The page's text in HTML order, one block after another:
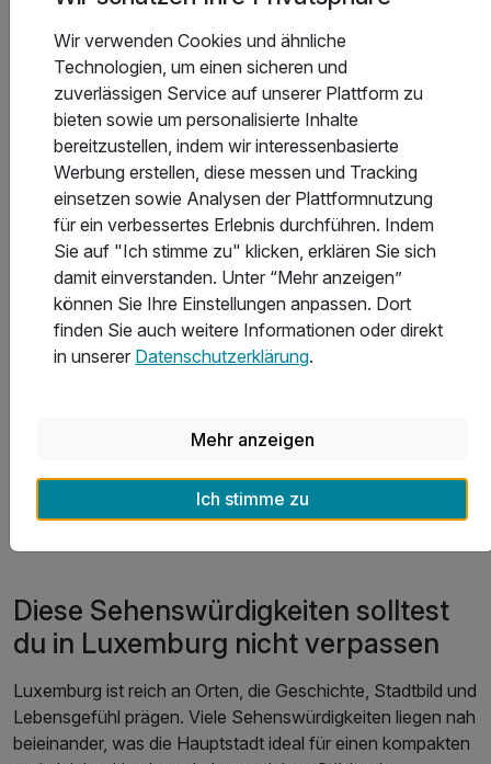
grüne
Randlagen
Trier, Echternach und das Müllerthal
gut erreichbar. Solche Lagen eignen
sich besonders für Reisende, die
Stadtbesuch und kleine Ausflüge
miteinander verbinden wollen.
Wiltz und die
Luxemburger
Ardennen
Besonders reizvoll für Reisende, die
Natur, Burgen, Wellness und
historische Orte im Norden des
Landes erleben möchten. Solche
Standorte passen gut zu einer
Städtereise mit Ausflugskarakter oder
einer kleinen Rundreise. Gleichzeitig
die Luxemburg breiter entdecken
↑ Zurück zu „Das Wichtigste auf einen Blick“
Diese Sehenswürdigkeiten solltest
du in Luxemburg nicht verpassen
Luxemburg ist reich an Orten, die Geschichte, Stadtbild und
Lebensgefühl prägen. Viele Sehenswürdigkeiten liegen nah
beieinander, was die Hauptstadt ideal für einen kompakten
Wir verwenden Cookies und ähnliche
Technologien, um einen sicheren und
zuverlässigen Service auf unserer Plattform zu
bieten sowie um personalisierte Inhalte
bereitzustellen, indem wir interessenbasierte
Werbung erstellen, diese messen und Tracking
einsetzen sowie Analysen der Plattformnutzung
für ein verbessertes Erlebnis durchführen. Indem
Sie auf "Ich stimme zu" klicken, erklären Sie sich
damit einverstanden. Unter “Mehr anzeigen”
können Sie Ihre Einstellungen anpassen. Dort
finden Sie auch weitere Informationen oder direkt
in unserer Datenschutzerklärung.
Mehr anzeigen
Ich stimme zu